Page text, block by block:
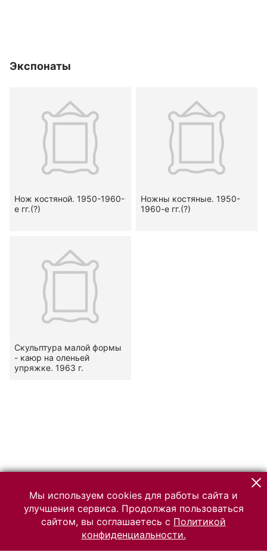
Экспонаты
Нож костяной. 1950-1960-
е гг.(?)
Ножны костяные. 1950-
1960-е гг.(?)
Скульптура малой формы
- каюр на оленьей
упряжке. 1963 г.
Мы используем cookies для работы сайта и
улучшения сервиса. Продолжая пользоваться
сайтом, вы соглашаетесь с Политикой
конфиденциальности.